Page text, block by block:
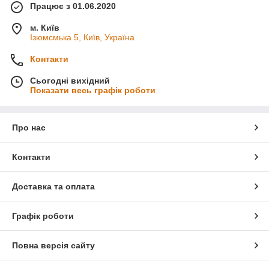
Працює з 01.06.2020
м. Київ
Ізюмсмька 5, Київ, Україна
Контакти
Сьогодні вихідний
Показати весь графік роботи
Про нас
Контакти
Доставка та оплата
Графік роботи
Повна версія сайту